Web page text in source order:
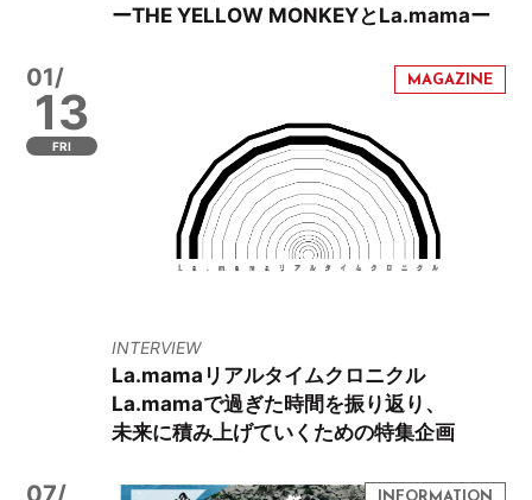
ーTHE YELLOW MONKEYとLa.mamaー
01/
13
FRI
INTERVIEW
La.mamaリアルタイムクロニクル
La.mamaで過ぎた時間を振り返り、
未来に積み上げていくための特集企画
07/